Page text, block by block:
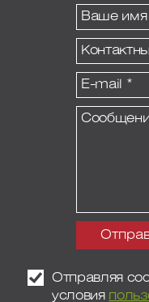
Отправляя
условия